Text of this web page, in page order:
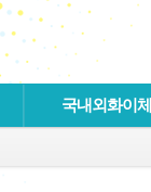
국내외화이체